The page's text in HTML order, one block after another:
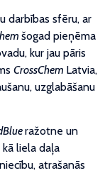
darbības sfēru, ar
šogad pieņēma
kur jau pāris
CrossChem Latvia,
uzglabāšanu
ražotne un
liela daļa
atrašanās